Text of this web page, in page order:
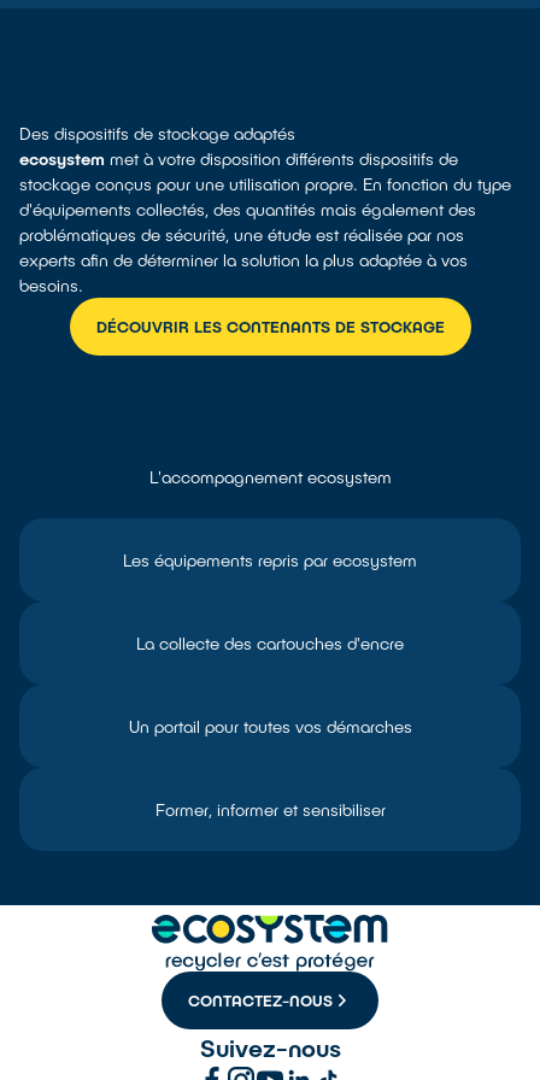
Des dispositifs de stockage adaptés
ecosystem met à votre disposition différents dispositifs de
stockage conçus pour une utilisation propre. En fonction du type
d'équipements collectés, des quantités mais également des
problématiques de sécurité, une étude est réalisée par nos
experts afin de déterminer la solution la plus adaptée à vos
besoins.
DÉCOUVRIR LES CONTENANTS DE STOCKAGE
L'accompagnement ecosystem
Les équipements repris par ecosystem
La collecte des cartouches d'encre
Un portail pour toutes vos démarches
Former, informer et sensibiliser
CONTACTEZ-NOUS
Suivez-nous